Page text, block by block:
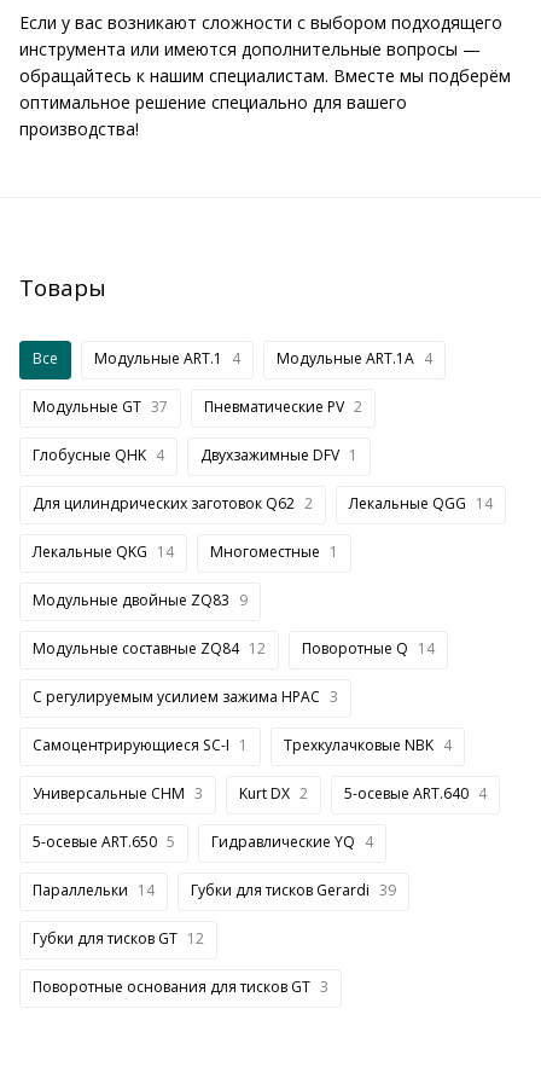
Если у вас возникают сложности с выбором подходящего
инструмента или имеются дополнительные вопросы —
обращайтесь к нашим специалистам. Вместе мы подберём
оптимальное решение специально для вашего
производства!
Товары
Все Модульные ART.1 4 Модульные ART.1A 4
Модульные GT 37 Пневматические PV 2
Глобусные QHK 4 Двухзажимные DFV 1
Для цилиндрических заготовок Q62 2 Лекальные QGG 14
Лекальные QKG 14 Многоместные 1
Модульные двойные ZQ83 9
Модульные составные ZQ84 12 Поворотные Q 14
С регулируемым усилием зажима HPAC 3
Самоцентрирующиеся SC-I 1 Трехкулачковые NBK 4
Универсальные CHM 3 Kurt DX 2 5-осевые ART.640 4
5-осевые ART.650 5 Гидравлические YQ 4
Параллельки 14 Губки для тисков Gerardi 39
Губки для тисков GT 12
Поворотные основания для тисков GT 3